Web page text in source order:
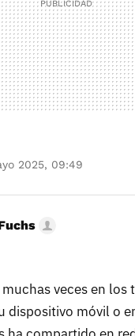
2025, 09:49
veces en los
dispositivo móvil o